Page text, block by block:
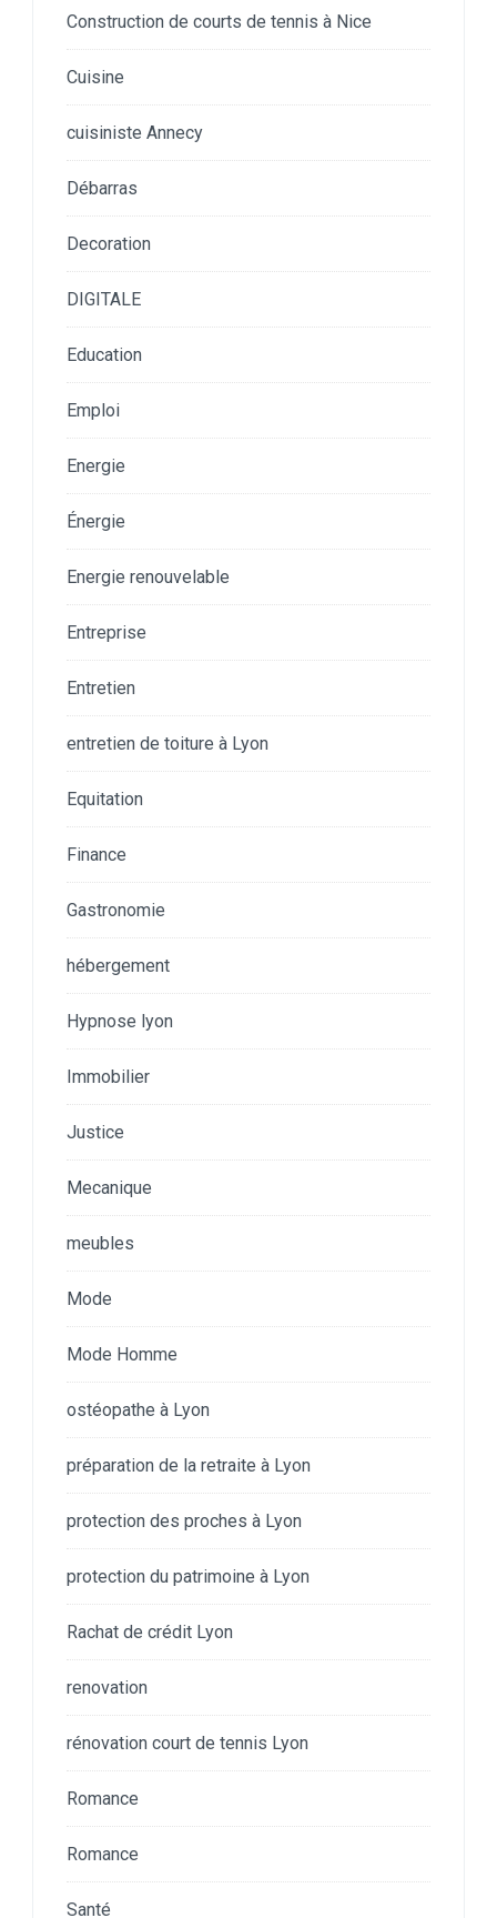
Construction de courts de tennis à Nice
Cuisine
cuisiniste Annecy
Débarras
Decoration
DIGITALE
Education
Emploi
Energie
Énergie
Energie renouvelable
Entreprise
Entretien
entretien de toiture à Lyon
Equitation
Finance
Gastronomie
hébergement
Hypnose lyon
Immobilier
Justice
Mecanique
meubles
Mode
Mode Homme
ostéopathe à Lyon
préparation de la retraite à Lyon
protection des proches à Lyon
protection du patrimoine à Lyon
Rachat de crédit Lyon
renovation
rénovation court de tennis Lyon
Romance
Romance
Santé